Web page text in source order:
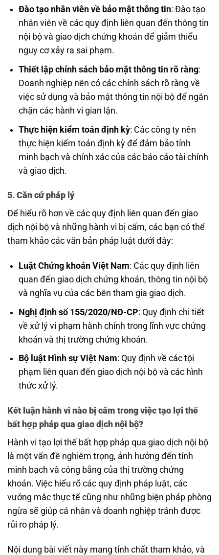
Đào tạo nhân viên về bảo mật thông tin: Đào tạo
nhân viên về các quy định liên quan đến thông tin
nội bộ và giao dịch chứng khoán để giảm thiểu
nguy cơ xảy ra sai phạm.
Thiết lập chính sách bảo mật thông tin rõ ràng:
Doanh nghiệp nên có các chính sách rõ ràng về
việc sử dụng và bảo mật thông tin nội bộ để ngăn
chặn các hành vi gian lận.
Thực hiện kiểm toán định kỳ: Các công ty nên
thực hiện kiểm toán định kỳ để đảm bảo tính
minh bạch và chính xác của các báo cáo tài chính
và giao dịch.
5. Căn cứ pháp lý
Để hiểu rõ hơn về các quy định liên quan đến giao
dịch nội bộ và những hành vi bị cấm, các bạn có thể
tham khảo các văn bản pháp luật dưới đây:
Luật Chứng khoán Việt Nam: Các quy định liên
quan đến giao dịch chứng khoán, thông tin nội bộ
và nghĩa vụ của các bên tham gia giao dịch.
Nghị định số 155/2020/NĐ-CP: Quy định chi tiết
về xử lý vi phạm hành chính trong lĩnh vực chứng
khoán và thị trường chứng khoán.
Bộ luật Hình sự Việt Nam: Quy định về các tội
phạm liên quan đến giao dịch nội bộ và các hình
thức xử lý.
Kết luận hành vi nào bị cấm trong việc tạo lợi thế
bất hợp pháp qua giao dịch nội bộ?
Hành vi tạo lợi thế bất hợp pháp qua giao dịch nội bộ
là một vấn đề nghiêm trọng, ảnh hưởng đến tính
minh bạch và công bằng của thị trường chứng
khoán. Việc hiểu rõ các quy định pháp luật, các
vướng mắc thực tế cũng như những biện pháp phòng
ngừa sẽ giúp cá nhân và doanh nghiệp tránh được
rủi ro pháp lý.
Nội dung bài viết này mang tính chất tham khảo, và